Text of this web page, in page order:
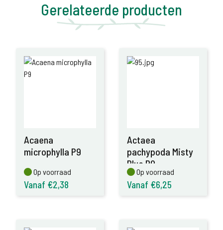
Gerelateerde producten
Acaena
microphylla P9
Op voorraad
Op voorraad
Vanaf €2,38
Actaea
pachypoda Misty
Blue P9
Op voorraad
Op voorraad
Vanaf €6,25